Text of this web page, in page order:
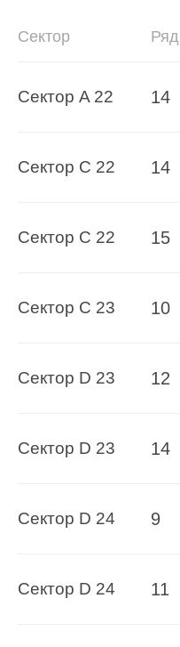
Сектор Ряд
Сектор A 22 14
Сектор C 22 14
Сектор C 22 15
Сектор C 23 10
Сектор D 23 12
Сектор D 23 14
Сектор D 24 9
Сектор D 24 11